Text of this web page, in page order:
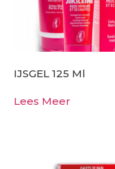
IJSGEL 125 Ml
Lees Meer